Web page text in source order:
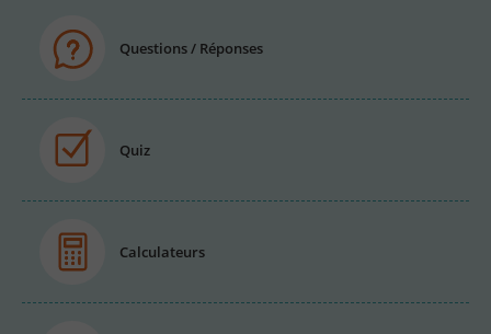
Questions / Réponses
Quiz
Calculateurs